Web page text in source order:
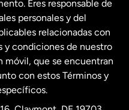
Eres responsable de
personales y del
relacionadas con
y condiciones de nuestro
móvil, que se encuentran
con estos Términos y